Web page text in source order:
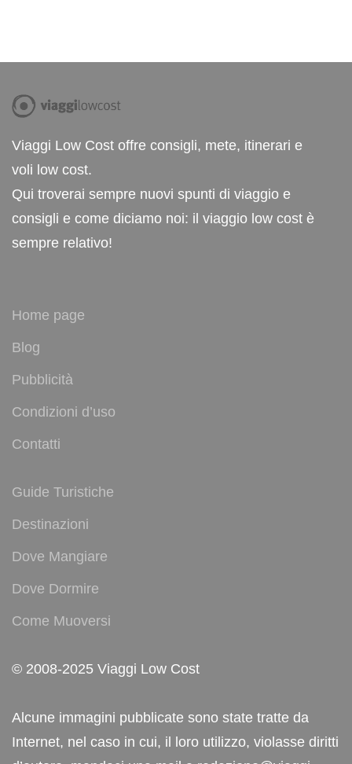
Viaggi Low Cost offre consigli, mete, itinerari e
voli low cost.
Qui troverai sempre nuovi spunti di viaggio e
consigli e come diciamo noi: il viaggio low cost è
sempre relativo!
Home page
Blog
Pubblicità
Condizioni d’uso
Contatti
Guide Turistiche
Destinazioni
Dove Mangiare
Dove Dormire
Come Muoversi
© 2008-2025 Viaggi Low Cost
Alcune immagini pubblicate sono state tratte da
Internet, nel caso in cui, il loro utilizzo, violasse diritti